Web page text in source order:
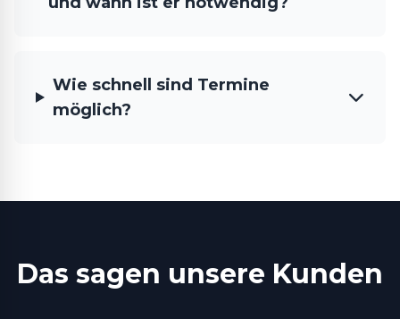
Wie schnell sind Termine
möglich?
Das sagen unsere Kunden